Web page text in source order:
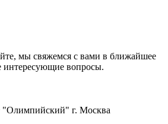
мы свяжемся с вами в ближайшее
интересующие вопросы.
г. Москва